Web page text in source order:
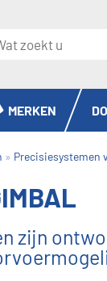
MERKEN
» Precisiesystemen
zijn